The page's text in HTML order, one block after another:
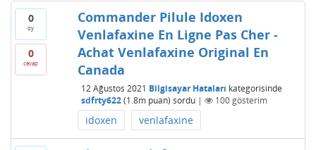
0
oy
0
cevap
Commander Pilule Idoxen
Venlafaxine En Ligne Pas Cher -
Achat Venlafaxine Original En
Canada
12 Ağustos 2021 Bilgisayar Hataları kategorisinde
sdfrty622 (1.8mpuan) sordu | 100gösterim
idoxen venlafaxine